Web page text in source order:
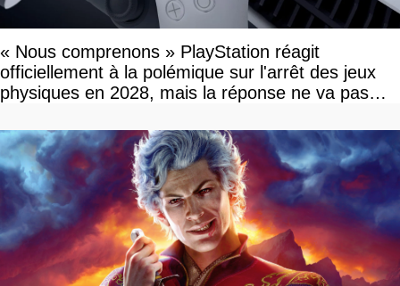
« Nous comprenons » PlayStation réagit
officiellement à la polémique sur l'arrêt des jeux
physiques en 2028, mais la réponse ne va pas